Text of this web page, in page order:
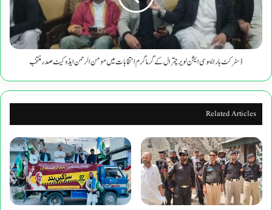
چترال
کے
گرماگرم
انتخابات
صدر
منتخب
ڈسٹرکٹ بار ایسوسی ایشن لویر چترال کے گرماگرم انتخابات میں مومن الرحمن ایڈوکیٹ صدر منتخب
Related Articles